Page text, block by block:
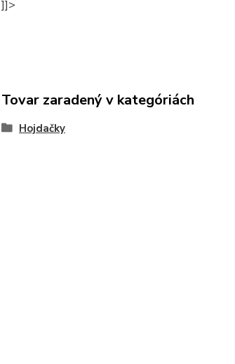
]]>
Tovar zaradený v kategóriách
Hojdačky